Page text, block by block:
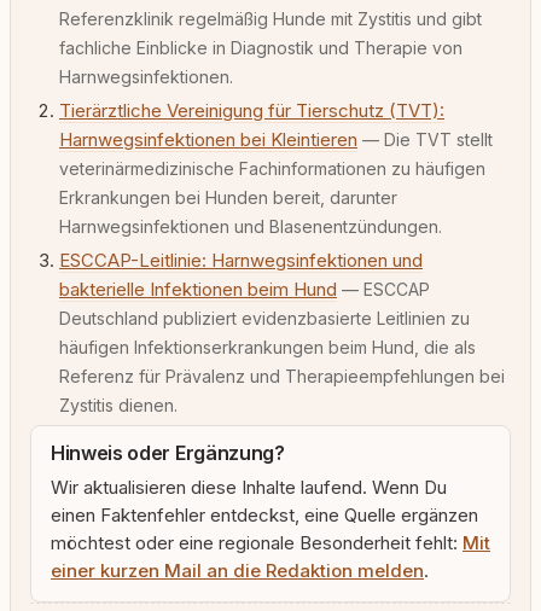
Referenzklinik regelmäßig Hunde mit Zystitis und gibt
fachliche Einblicke in Diagnostik und Therapie von
Harnwegsinfektionen.
Tierärztliche Vereinigung für Tierschutz (TVT):
Harnwegsinfektionen bei Kleintieren — Die TVT stellt
veterinärmedizinische Fachinformationen zu häufigen
Erkrankungen bei Hunden bereit, darunter
Harnwegsinfektionen und Blasenentzündungen.
ESCCAP-Leitlinie: Harnwegsinfektionen und
bakterielle Infektionen beim Hund — ESCCAP
Deutschland publiziert evidenzbasierte Leitlinien zu
häufigen Infektionserkrankungen beim Hund, die als
Referenz für Prävalenz und Therapieempfehlungen bei
Zystitis dienen.
Hinweis oder Ergänzung?
Wir aktualisieren diese Inhalte laufend. Wenn Du
einen Faktenfehler entdeckst, eine Quelle ergänzen
möchtest oder eine regionale Besonderheit fehlt: Mit
einer kurzen Mail an die Redaktion melden.